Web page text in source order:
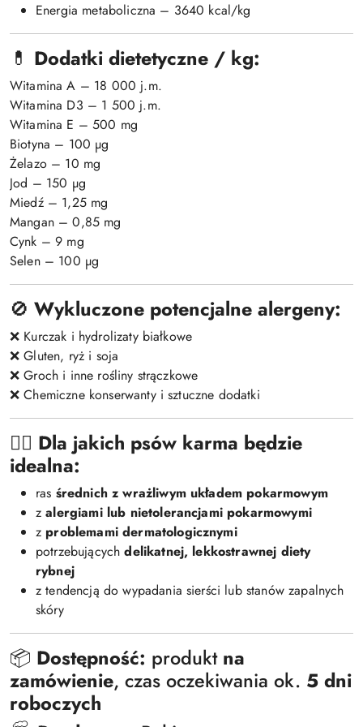
Energia metaboliczna – 3640 kcal/kg
💊 Dodatki dietetyczne / kg:
Witamina A – 18 000 j.m.
Witamina D3 – 1 500 j.m.
Witamina E – 500 mg
Biotyna – 100 µg
Żelazo – 10 mg
Jod – 150 µg
Miedź – 1,25 mg
Mangan – 0,85 mg
Cynk – 9 mg
Selen – 100 µg
🚫 Wykluczone potencjalne alergeny:
❌ Kurczak i hydrolizaty białkowe
❌ Gluten, ryż i soja
❌ Groch i inne rośliny strączkowe
❌ Chemiczne konserwanty i sztuczne dodatki
🐕‍🦺 Dla jakich psów karma będzie
idealna:
ras średnich z wrażliwym układem pokarmowym
zalergiami lub nietolerancjami pokarmowymi
z problemami dermatologicznymi
potrzebującychdelikatnej, lekkostrawnej diety
rybnej
z tendencją do wypadania sierści lub stanów zapalnych
skóry
📦 Dostępność: produkt na
zamówienie, czas oczekiwania ok. 5 dni
roboczych